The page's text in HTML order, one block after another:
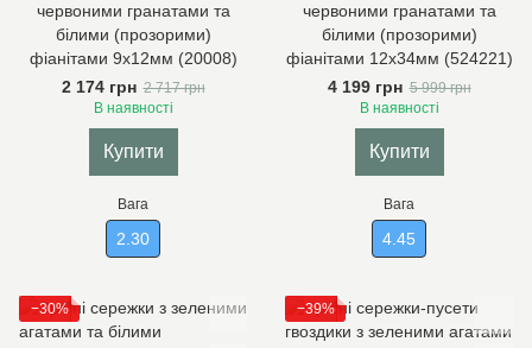
червоними гранатами та
білими (прозорими)
фіанітами 9х12мм (20008)
2 174 грн 2 717 грн
В наявності
Купити
Вага
2.30
червоними гранатами та
білими (прозорими)
фіанітами 12х34мм (524221)
4 199 грн 5 999 грн
В наявності
Купити
Вага
4.45
−30% −39%